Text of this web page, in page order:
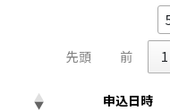
先頭 前 1
申込日時